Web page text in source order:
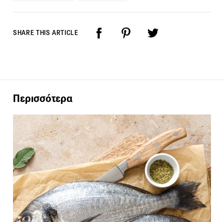
SHARE THIS ARTICLE
Περισσότερα